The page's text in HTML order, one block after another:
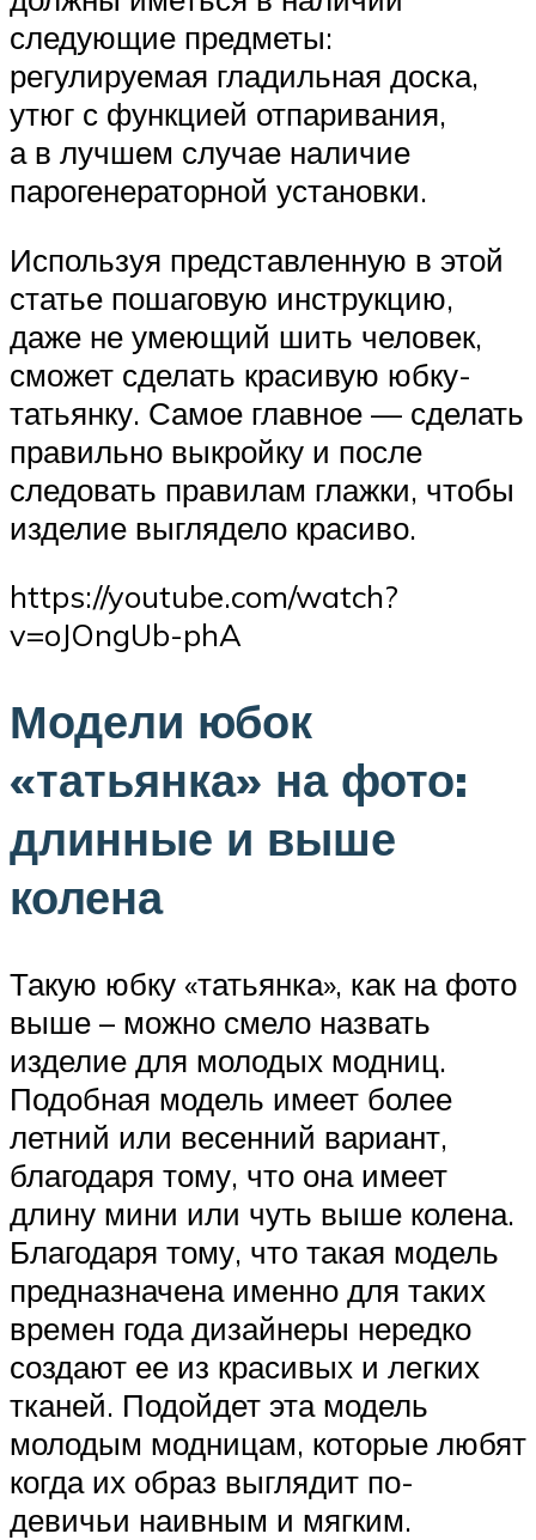
следующие предметы:
регулируемая гладильная доска,
утюг с функцией отпаривания,
а в лучшем случае наличие
парогенераторной установки.
Используя представленную в этой
статье пошаговую инструкцию,
даже не умеющий шить человек,
сможет сделать красивую юбку-
татьянку. Самое главное — сделать
правильно выкройку и после
следовать правилам глажки, чтобы
изделие выглядело красиво.
https://youtube.com/watch?
v=oJOngUb-phA
Модели юбок
«татьянка» на фото:
длинные и выше
колена
Такую юбку «татьянка», как на фото
выше – можно смело назвать
изделие для молодых модниц.
Подобная модель имеет более
летний или весенний вариант,
благодаря тому, что она имеет
длину мини или чуть выше колена.
Благодаря тому, что такая модель
предназначена именно для таких
времен года дизайнеры нередко
создают ее из красивых и легких
тканей. Подойдет эта модель
молодым модницам, которые любят
когда их образ выглядит по-
девичьи наивным и мягким.